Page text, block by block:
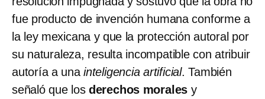
fue producto de invención humana conforme a
la ley mexicana y que la protección autoral por
su naturaleza, resulta incompatible con atribuir
autoría a unainteligencia artificial. También
señaló que los derechos morales y